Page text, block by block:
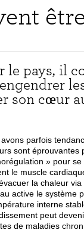
pays, il
son cœur
avons parfois
sont éprouvantes
» pour se
le muscle
la chaleur
active le système
interne
peut
de maladies